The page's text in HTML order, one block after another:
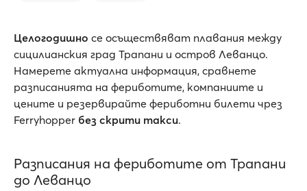
Целогодишно се осъществяват плавания между
сицилианския град Трапани и остров Леванцо.
Намерете актуална информация, сравнете
разписанията на фериботите, компаниите и
цените и резервирайте фериботни билети чрез
Ferryhopper без скрити такси.
Разписания на фериботите от Трапани
до Леванцо